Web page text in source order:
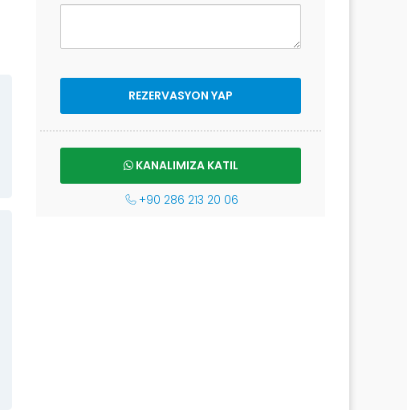
REZERVASYON YAP
KANALIMIZA KATIL
+90 286 213 20 06